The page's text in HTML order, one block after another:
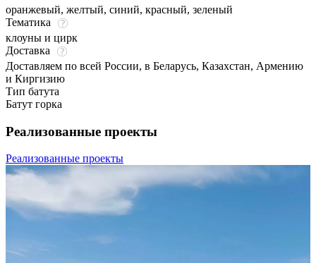
оранжевый, желтый, синий, красный, зеленый
Тематика
клоуны и цирк
Доставка
Доставляем по всей России, в Беларусь, Казахстан, Армению
и Киргизию
Тип батута
Батут горка
Реализованные проекты
Реализованные проекты